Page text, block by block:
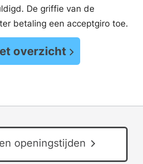
De griffie van de
betaling een acceptgiro toe.
overzicht
openingstijden